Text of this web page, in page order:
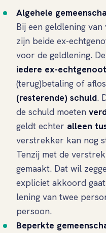
Algehele
Bij een geldlening
zijn beide ex-
voor de geldlening.
iedere ex-
(terug)betaling of
(resterende) schuld.
de schuld moeten
geldt echter alleen
verstrekker kan nog
Tenzij met de
gemaakt. Dat wil
expliciet akkoord
lening van twee
persoon.
Beperkte